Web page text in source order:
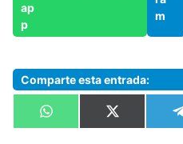
Comparte esta entrada:
Compartir
en
W
h
Compartir
en
X
(